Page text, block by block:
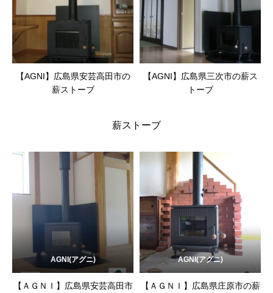
【AGNI】広島県安芸高田市の
薪ストーブ
【AGNI】広島県三次市の薪ス
トーブ
薪ストーブ
AGNI(アグニ)
【ＡＧＮＩ】広島県安芸高田市
AGNI(アグニ)
【ＡＧＮＩ】広島県庄原市の薪